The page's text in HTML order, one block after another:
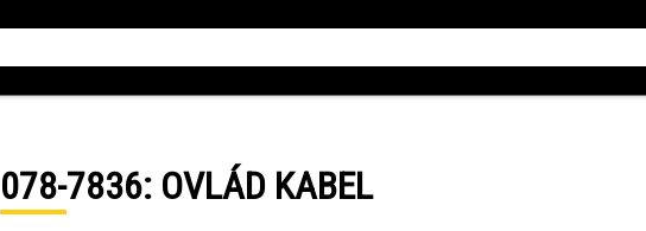
078-7836: OVLÁD KABEL